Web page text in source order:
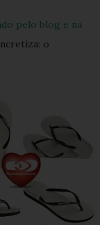
pelo blog e na
o